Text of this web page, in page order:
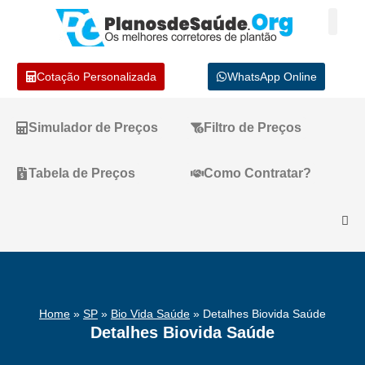
Cotação Personalizada WhatsApp Online
Simulador de Preços Filtro de Preços
Tabela de Preços Como Contratar?
Home » SP » Bio Vida Saúde » Detalhes Biovida Saúde
Detalhes Biovida Saúde